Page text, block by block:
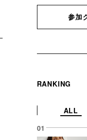
参加
RANKING
ALL